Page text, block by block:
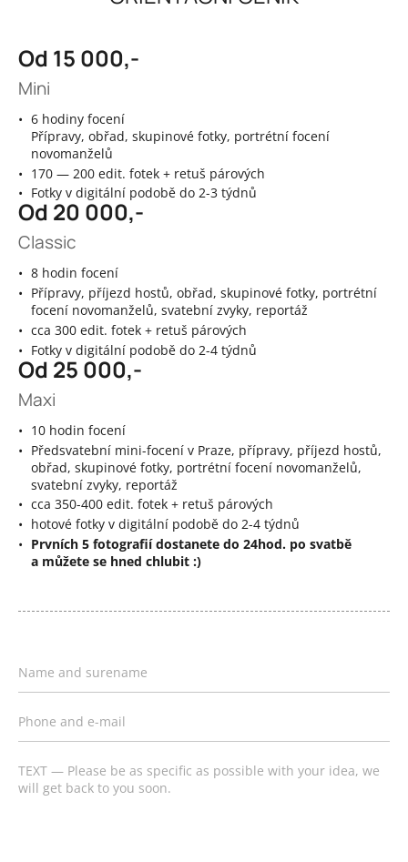
Od 15 000,-
Mini
6 hodiny focení
Přípravy, obřad, skupinové fotky, portrétní focení
novomanželů
170 — 200 edit. fotek + retuš párových
Fotky v digitální podobě do 2-3 týdnů
Od 20 000,-
Classic
8 hodin focení
Přípravy, příjezd hostů, obřad, skupinové fotky, portrétní
focení novomanželů, svatební zvyky, reportáž
cca 300 edit. fotek + retuš párových
Fotky v digitální podobě do 2-4 týdnů
Od 25 000,-
Maxi
10 hodin focení
Předsvatební mini-focení v Praze, přípravy, příjezd hostů,
obřad, skupinové fotky, portrétní focení novomanželů,
svatební zvyky, reportáž
cca 350-400 edit. fotek + retuš párových
hotové fotky v digitální podobě do 2-4 týdnů
Prvních 5 fotografií dostanete do 24hod. po svatbě
a můžete se hned chlubit :)